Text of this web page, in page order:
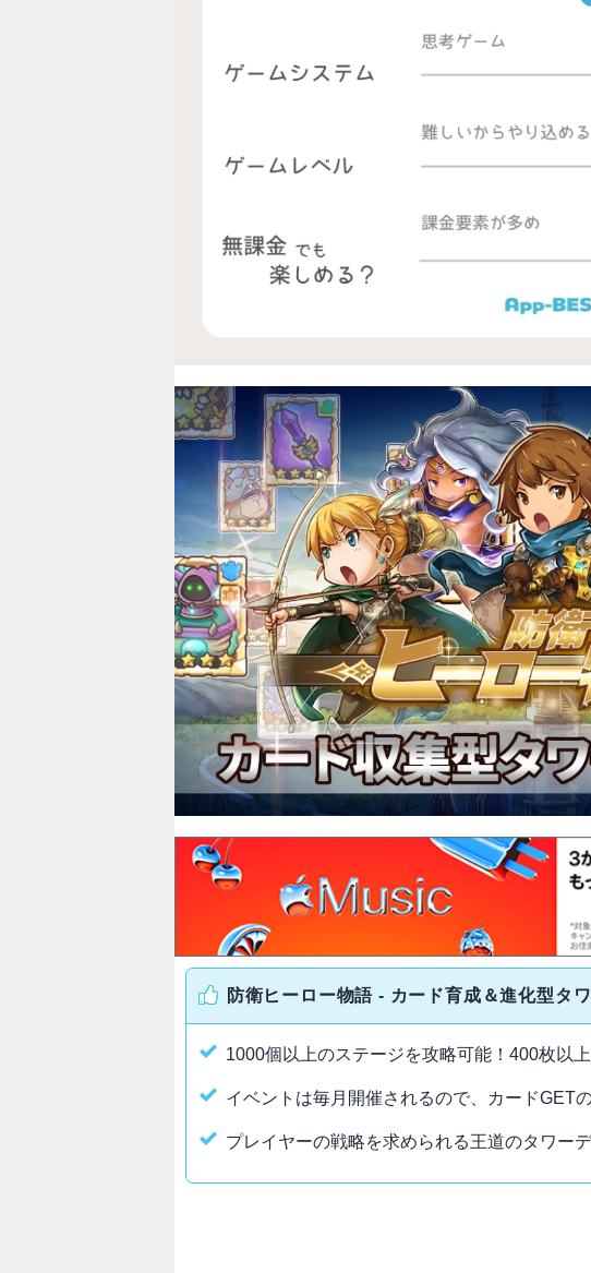
防衛ヒーロー物語 - カード育成＆進化型タ
1000個以上のステージを攻略可能！400枚以
イベントは毎月開催されるので、カードGET
プレイヤーの戦略を求められる王道のタワーデ